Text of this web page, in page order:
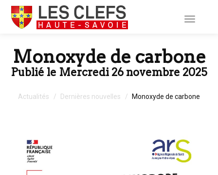
Toggle
Monoxyde de carbone
Publié le Mercredi 26 novembre 2025
Actualités Dernières nouvelles Monoxyde de carbone